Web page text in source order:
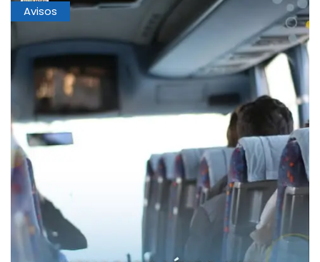
Avisos